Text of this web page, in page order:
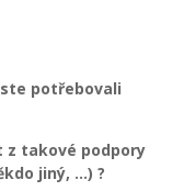
potřebovali
z takové podpory
jiný, …) ?